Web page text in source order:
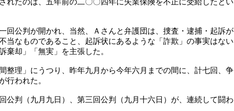
れたのは、五年前の二〇〇四年に失業保険を不正に受給したとい
回公判が開かれ、当然、Ａさんと弁護団は、捜査・逮捕・起訴が
当なものであること、起訴状にあるような「詐欺」の事実はない
棄却」「無実」を主張した。
整理」にうつり、昨年九月から今年六月までの間に、計七回、争
行われた。
公判（九月九日）、第三回公判（九月十六日）が、連続して闘わ